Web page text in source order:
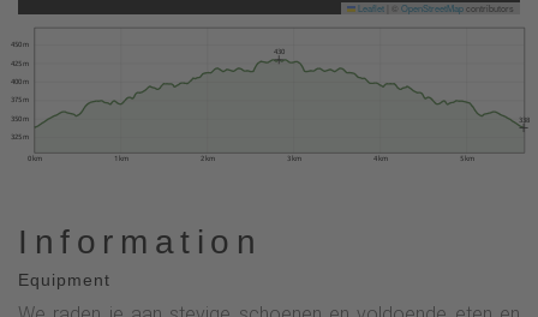
Leaflet OpenStreetMapcontributors
0 km 1 km 2 km 3 km 4 km 5 km
325 m
350 m
375 m
400 m
425 m
450 m
338
430
Information
Equipment